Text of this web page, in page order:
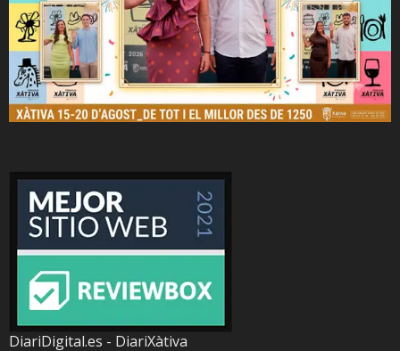
DiariDigital.es - DiariXàtiva